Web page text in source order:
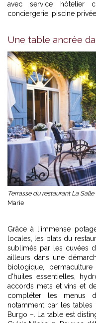
avec service hôtelier
conciergerie, piscine
Une table ancrée
Terrasse du restaurant La
Marie
Grâce à l'immense
locales, les plats du
sublimés par les cuvées
ailleurs dans une
biologique,
d'huiles essentielles,
accords mets et vins et
compléter les menus
notamment par les
Burgo –. La table est